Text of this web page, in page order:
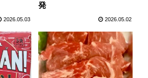
2026.05.03
発
2026.05.02